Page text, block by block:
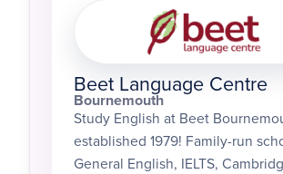
Beet Language Centre
Bournemouth
Study English at Beet
established 1979! Family-run
General English, IELTS,